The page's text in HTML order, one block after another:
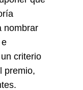
nombrar
criterio
premio,